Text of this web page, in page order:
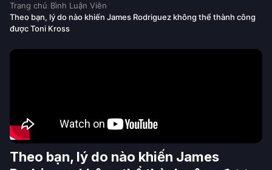
Trang chủ Bình Luận Viên
Theo bạn, lý do nào khiến James Rodriguez không thể thành công
được Toni Kross
Theo bạn, lý do nào khiến James